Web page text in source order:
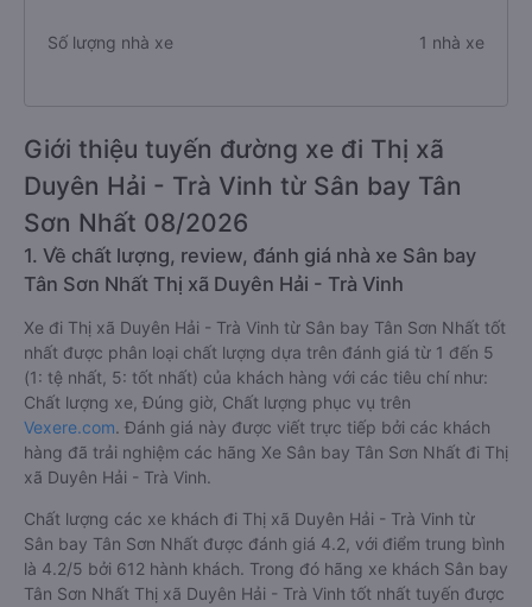
Số lượng nhà xe 1 nhà xe
Giới thiệu tuyến đường xe đi Thị xã
Duyên Hải - Trà Vinh từ Sân bay Tân
Sơn Nhất 08/2026
1. Về chất lượng, review, đánh giá nhà xe Sân bay
Tân Sơn Nhất Thị xã Duyên Hải - Trà Vinh
Xe đi Thị xã Duyên Hải - Trà Vinh từ Sân bay Tân Sơn Nhất tốt
nhất được phân loại chất lượng dựa trên đánh giá từ 1 đến 5
(1: tệ nhất, 5: tốt nhất) của khách hàng với các tiêu chí như:
Chất lượng xe, Đúng giờ, Chất lượng phục vụ trên
Vexere.com. Đánh giá này được viết trực tiếp bởi các khách
hàng đã trải nghiệm các hãng Xe Sân bay Tân Sơn Nhất đi Thị
xã Duyên Hải - Trà Vinh.
Chất lượng các xe khách đi Thị xã Duyên Hải - Trà Vinh từ
Sân bay Tân Sơn Nhất được đánh giá 4.2, với điểm trung bình
là 4.2/5 bởi 612 hành khách. Trong đó hãng xe khách Sân bay
Tân Sơn Nhất Thị xã Duyên Hải - Trà Vinh tốt nhất tuyến được